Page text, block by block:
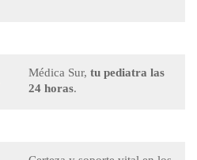
Médica Sur, tu pediatra las
24 horas.